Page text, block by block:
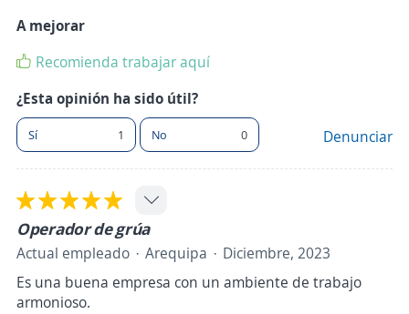
A mejorar
Recomienda trabajar aquí
¿Esta opinión ha sido útil?
Sí 1 No 0 Denunciar
Operador de grúa
Actual empleado Arequipa
Diciembre, 2023
Es una buena empresa con un ambiente de trabajo
armonioso.